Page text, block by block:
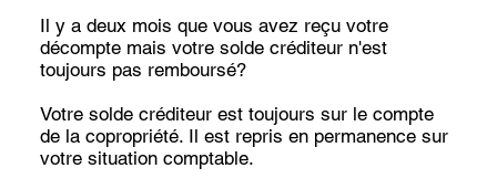
Il y a deux mois que vous avez reçu votre
décompte mais votre solde créditeur n'est
toujours pas remboursé?
Votre solde créditeur est toujours sur le compte
de la copropriété. Il est repris en permanence sur
votre situation comptable.